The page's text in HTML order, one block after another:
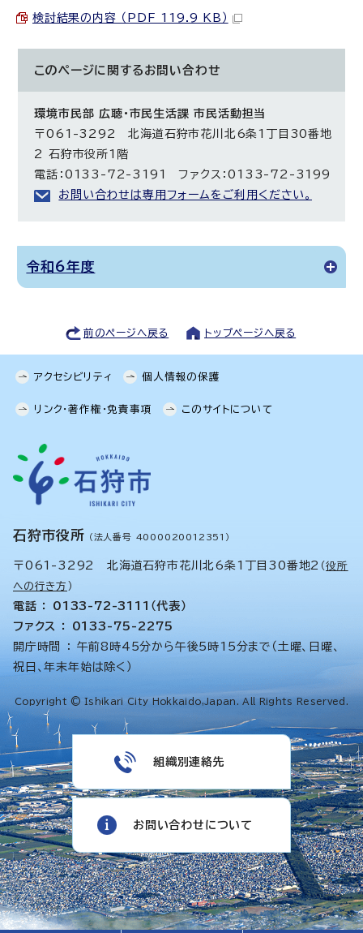
検討結果の内容 （PDF 119.9 KB）
このページに関する お問い合わせ
環境市民部 広聴・市民生活課 市民活動担当
〒061-3292 北海道石狩市花川北6条1丁目30番地
2 石狩市役所1階
電話：0133-72-3191 ファクス：0133-72-3199
お問い合わせは専用フォームをご利用ください。
令和6年度
前のページへ戻る トップページへ戻る
アクセシビリティ 個人情報の保護
リンク・著作権・免責事項 このサイトについて
石狩市役所 （法人番号 4000020012351）
〒061-3292 北海道石狩市花川北6条1丁目30番地2 （役所
への行き方 ）
電話 ： 0133-72-3111（代表）
ファクス ： 0133-75-2275
開庁時間 ： 午前8時45分から午後5時15分まで（土曜、日曜、
祝日、年末年始は除く）
Copyright © Ishikari City Hokkaido,Japan. All Rights Reserved.
組織別連絡先
お問い合わせについて